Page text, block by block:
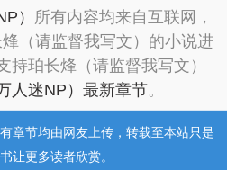
） 所有内容均来自互联网，
（请监督我写文）的小说进
持珀长烽（请监督我写文）
人迷NP）最新章节。
章节均由网友上传，转载至本站只是
让更多读者欣赏。